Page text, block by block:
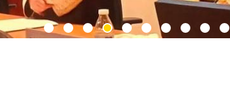
de investigación
Unidad de Internacionalización y
Fomento de la Investigación